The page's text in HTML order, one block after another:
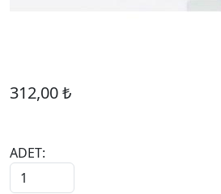
312,00 ₺
ADET: